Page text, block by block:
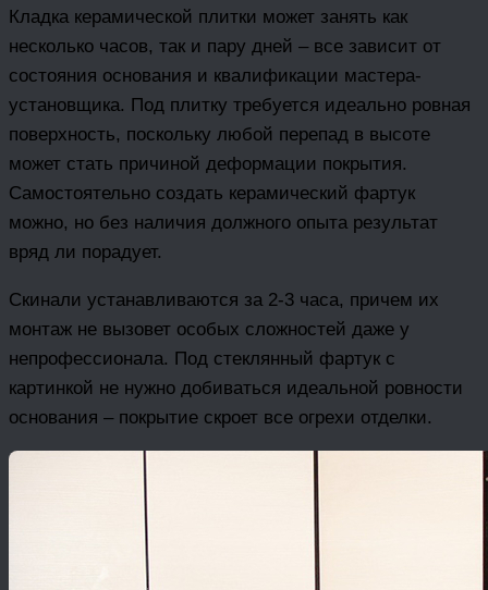
Кладка керамической плитки может занять как
несколько часов, так и пару дней – все зависит от
состояния основания и квалификации мастера-
установщика. Под плитку требуется идеально ровная
поверхность, поскольку любой перепад в высоте
может стать причиной деформации покрытия.
Самостоятельно создать керамический фартук
можно, но без наличия должного опыта результат
вряд ли порадует.
Скинали устанавливаются за 2-3 часа, причем их
монтаж не вызовет особых сложностей даже у
непрофессионала. Под стеклянный фартук с
картинкой не нужно добиваться идеальной ровности
основания – покрытие скроет все огрехи отделки.